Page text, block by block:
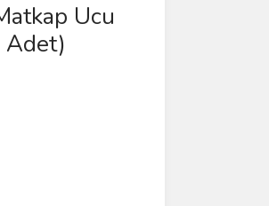
Ucu
Adet)